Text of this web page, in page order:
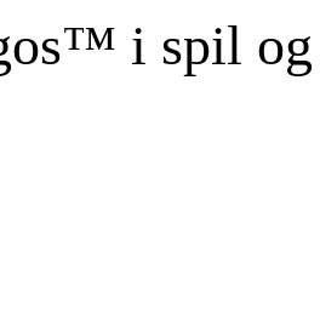
i spil og